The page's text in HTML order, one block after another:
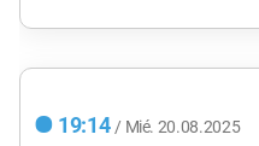
19:14 / Mié. 20.08.2025